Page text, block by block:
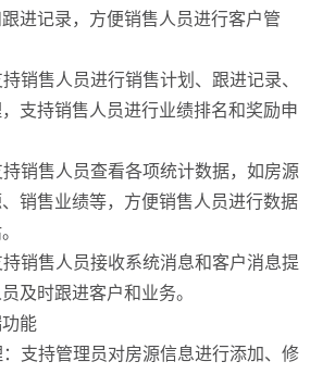
进记录，方便销售人员进行客户管
销售人员进行销售计划、跟进记录、
支持销售人员进行业绩排名和奖励申
销售人员查看各项统计数据，如房源
销售业绩等，方便销售人员进行数据
销售人员接收系统消息和客户消息提
及时跟进客户和业务。
能
支持管理员对房源信息进行添加、修